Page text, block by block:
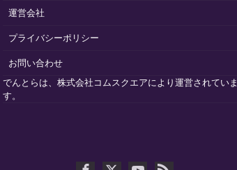
運営会社
プライバシーポリシー
お問い合わせ
でんとらは、株式会社コムスクエアにより運営されていま
す。